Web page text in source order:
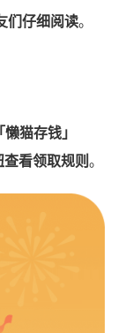
们仔细阅读。
猫存钱」
看领取规则。